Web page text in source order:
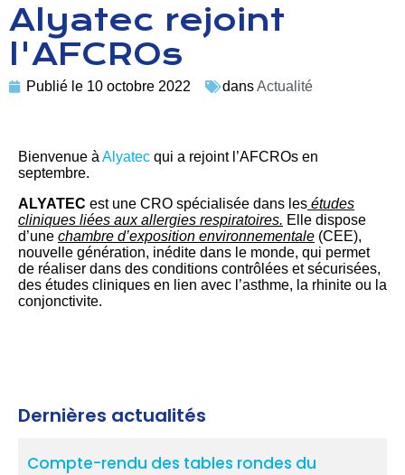
Alyatec rejoint
l'AFCROs
Publié le 10 octobre 2022 dansActualité
Bienvenue à Alyatec qui a rejoint l’AFCROs en
septembre.
ALYATEC est une CRO spécialisée dans les études
cliniques liées aux allergies respiratoires. Elle dispose
d’une chambre d’exposition environnementale (CEE),
nouvelle génération, inédite dans le monde, qui permet
de réaliser dans des conditions contrôlées et sécurisées,
des études cliniques en lien avec l’asthme, la rhinite ou la
conjonctivite.
Dernières actualités
Compte-rendu des tables rondes du